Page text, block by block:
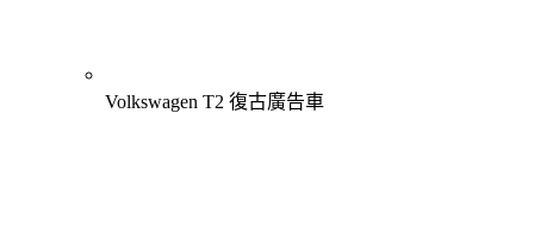
Volkswagen T2 復古廣告車